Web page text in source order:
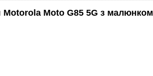
Moto G85 5G з малюнком